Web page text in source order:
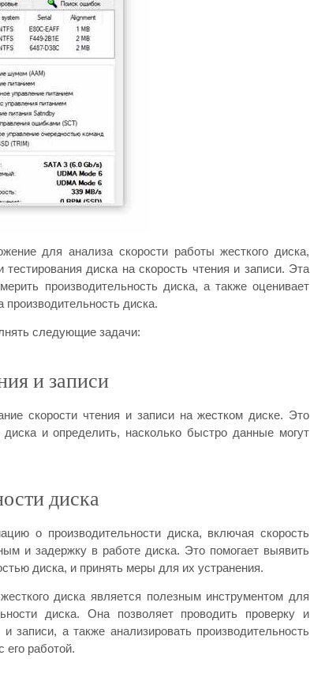
для анализа скорости работы жесткого диска,
тестирования диска на скорость чтения и записи. Эта
производительность диска, а также оценивает
диска.
следующие задачи:
и записи
скорости чтения и записи на жестком диске. Это
диска и определить, насколько быстро данные могут
диска
о производительности диска, включая скорость
и задержку в работе диска. Это помогает выявить
диска, и принять меры для их устранения.
диска является полезным инструментом для
диска. Она позволяет проводить проверку и
записи, а также анализировать производительность
работой.